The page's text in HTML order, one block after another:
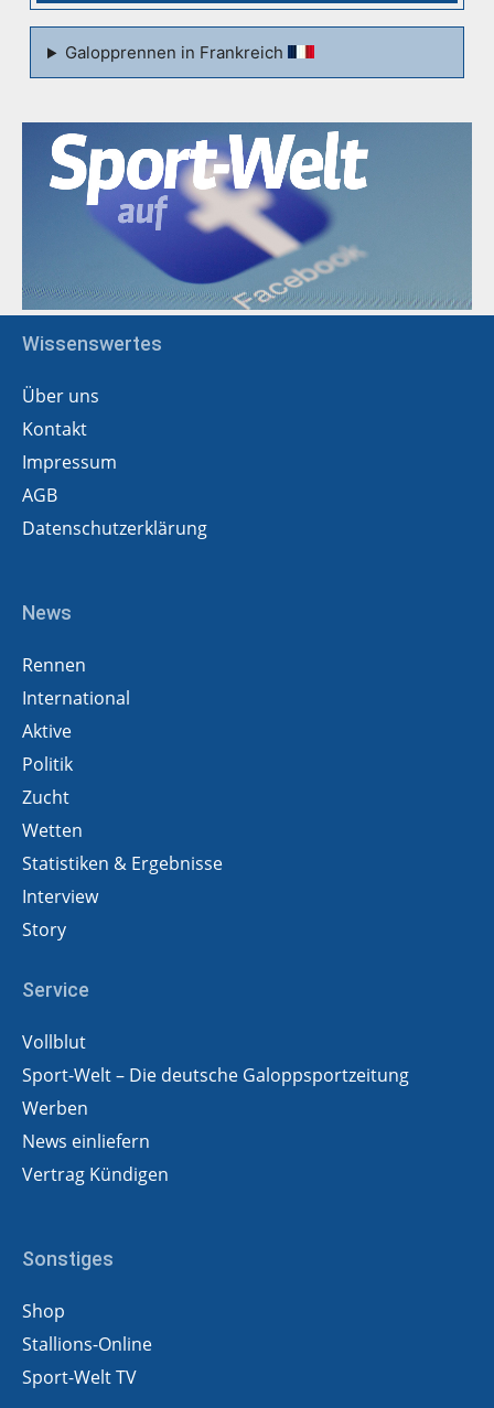
Galopprennen in Frankreich
Wissenswertes
Über uns
Kontakt
Impressum
AGB
Datenschutzerklärung
News
Rennen
International
Aktive
Politik
Zucht
Wetten
Statistiken & Ergebnisse
Interview
Story
Service
Vollblut
Sport-Welt – Die deutsche Galoppsportzeitung
Werben
News einliefern
Vertrag Kündigen
Sonstiges
Shop
Stallions-Online
Sport-Welt TV